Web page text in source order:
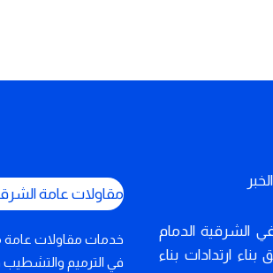
الشرقية الدمام
ارتدادات بناء
مقاولات عامة
خدمات مقاولات عامة
في الترميم والتشطيب